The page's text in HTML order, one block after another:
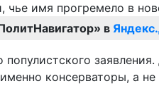
в
консерваторы, а